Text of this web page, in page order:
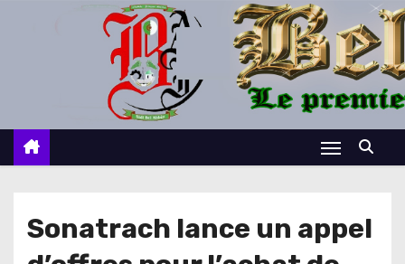
c
Sonatrach lance un appel